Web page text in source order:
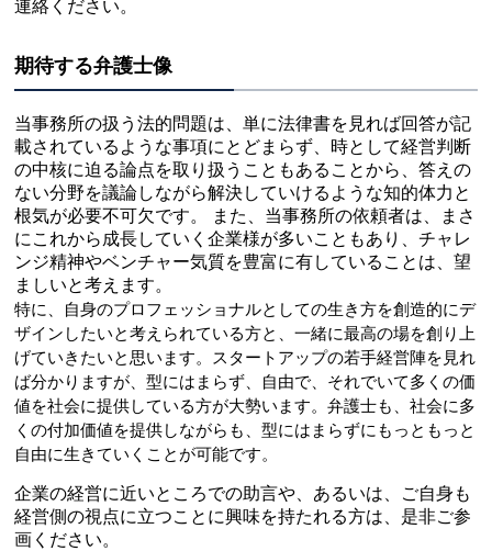
連絡ください。
期待する弁護士像
当事務所の扱う法的問題は、単に法律書を見れば回答が記
載されているような事項にとどまらず、時として経営判断
の中核に迫る論点を取り扱うこともあることから、答えの
ない分野を議論しながら解決していけるような知的体力と
根気が必要不可欠です。 また、当事務所の依頼者は、まさ
にこれから成長していく企業様が多いこともあり、チャレ
ンジ精神やベンチャー気質を豊富に有していることは、望
ましいと考えます。
特に、自身のプロフェッショナルとしての生き方を創造的にデ
ザインしたいと考えられている方と、一緒に最高の場を創り上
げていきたいと思います。スタートアップの若手経営陣を見れ
ば分かりますが、型にはまらず、自由で、それでいて多くの価
値を社会に提供している方が大勢います。弁護士も、社会に多
くの付加価値を提供しながらも、型にはまらずにもっともっと
自由に生きていくことが可能です。
企業の経営に近いところでの助言や、あるいは、ご自身も
経営側の視点に立つことに興味を持たれる方は、是非ご参
画ください。